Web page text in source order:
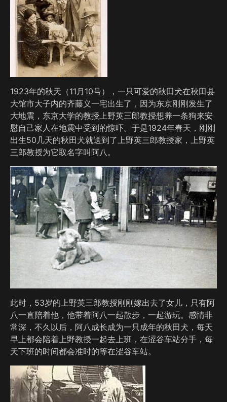
1923年的秋天（11月10号），一只可爱的秋田犬在秋田县
大馆市大子内的齐藤义一宅出生了，因为东京刚刚发生了
大地震，东京大学的教授上野英三郎教授想养一条狗来安
慰自己家人在地震中受到的惊吓。于是1924年春天，刚刚
出生50几天的秋田犬就送到了上野英三郎教授家，上野英
三郎教授为它取名字叫阿八。
此时，53岁的上野英三郎教授刚刚嫁出去了女儿，只有阿
八一直陪着他，他带着阿八一起散步，一起游玩。感情非
常深，不久以后，阿八成长成为一只成年的秋田犬，每天
早上都会陪着上野教授一起去上班，在涩谷车站分手，每
天下班的时间都会准时的等在涩谷车站。